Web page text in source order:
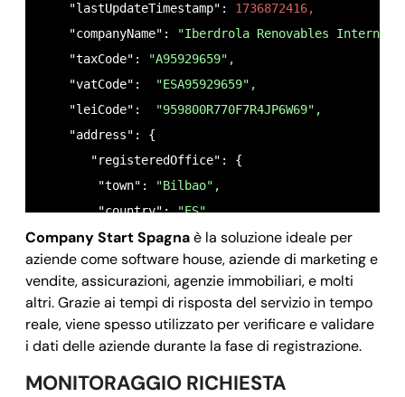
    "lastUpdateTimestamp":
1736872416,
    "companyName":
"Iberdrola Renovables
    "taxCode":
"A95929659",
    "vatCode":
"ESA95929659",
    "leiCode":
"959800R770F7R4JP6W69",
    "address": {
       "registeredOffice": {
        "town":
"Bilbao",
        "country":
"ES",
        "zipCode":
"48009",
        "streetName":
"Plaza Euskadi, 5 30 A 37",
        "streetNumber":
"5",
        "gps": {
          "coordinates": [
43.26751
Company Start Spagnaè la soluzione ideale per
aziende come software house, aziende di marketing e
vendite, assicurazioni, agenzie immobiliari, e molti
altri. Grazie ai tempi di risposta del servizio in tempo
reale, viene spesso utilizzato per verificare e validare
i dati delle aziende durante la fase di registrazione.
MONITORAGGIO RICHIESTA